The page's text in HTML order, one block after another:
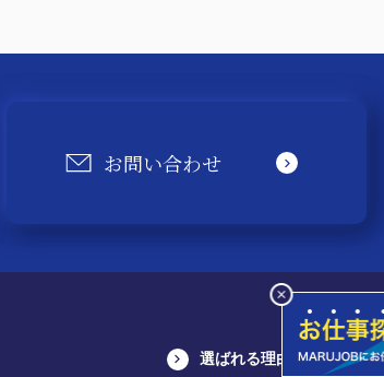
お問い合わせ
選ばれる理由